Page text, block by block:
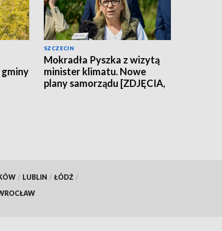
SZCZECIN
Mokradła Pyszka z wizytą
minister klimatu. Nowe
plany samorządu [ZDJĘCIA,
/ LUBLIN / ŁÓDŹ /